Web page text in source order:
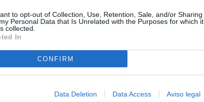
to opt-out of Collection, Use, Retention, Sale, and/or Sharing
Personal Data that Is Unrelated with the Purposes for which it
collected.
In
CONFIRM
Data Deletion Data Access Aviso legal